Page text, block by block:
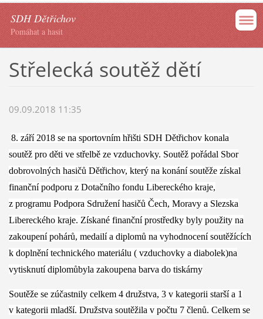
SDH Dětřichov
Pomáhat a hasit
Střelecká soutěž dětí
09.09.2018 11:35
8. září 2018 se na sportovním hřišti SDH Dětřichov konala
soutěž pro děti ve střelbě ze vzduchovky. Soutěž pořádal Sbor
dobrovolných hasičů Dětřichov, který na konání soutěže získal
finanční podporu z Dotačního fondu Libereckého kraje,
z programu Podpora Sdružení hasičů Čech, Moravy a Slezska
Libereckého kraje. Získané finanční prostředky byly použity na
zakoupení pohárů, medailí a diplomů na vyhodnocení soutěžících
k doplnění technického materiálu ( vzduchovky a diabolek)na
vytisknutí diplomůbyla zakoupena barva do tiskárny
Soutěže se zúčastnily celkem 4 družstva, 3 v kategorii starší a 1
v kategorii mladší. Družstva soutěžila v počtu 7 členů. Celkem se